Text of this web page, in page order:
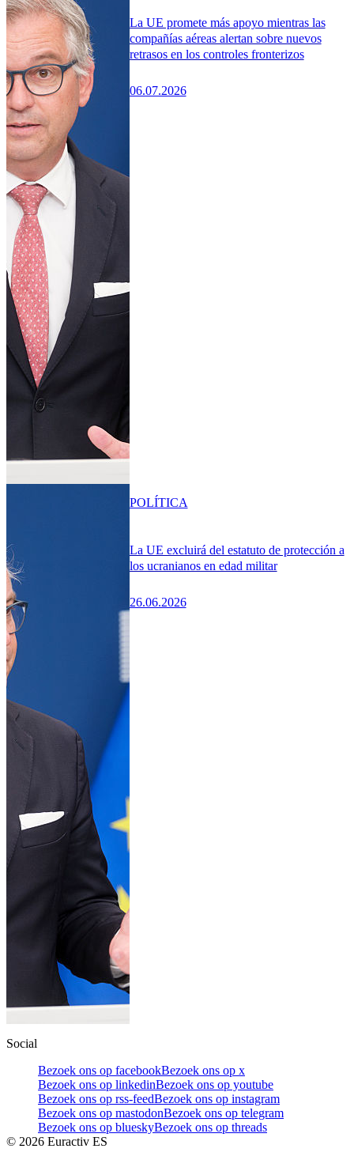
La UE promete más apoyo mientras las
compañías aéreas alertan sobre nuevos
retrasos en los controles fronterizos
06.07.2026
La UE excluirá del estatuto de protección a
los ucranianos en edad militar
26.06.2026
POLÍTICA
Social
Bezoek ons op facebookBezoek ons op x
Bezoek ons op linkedinBezoek ons op youtube
Bezoek ons op rss-feedBezoek ons op instagram
Bezoek ons op mastodonBezoek ons op telegram
Bezoek ons op blueskyBezoek ons op threads
© 2026 Euractiv ES